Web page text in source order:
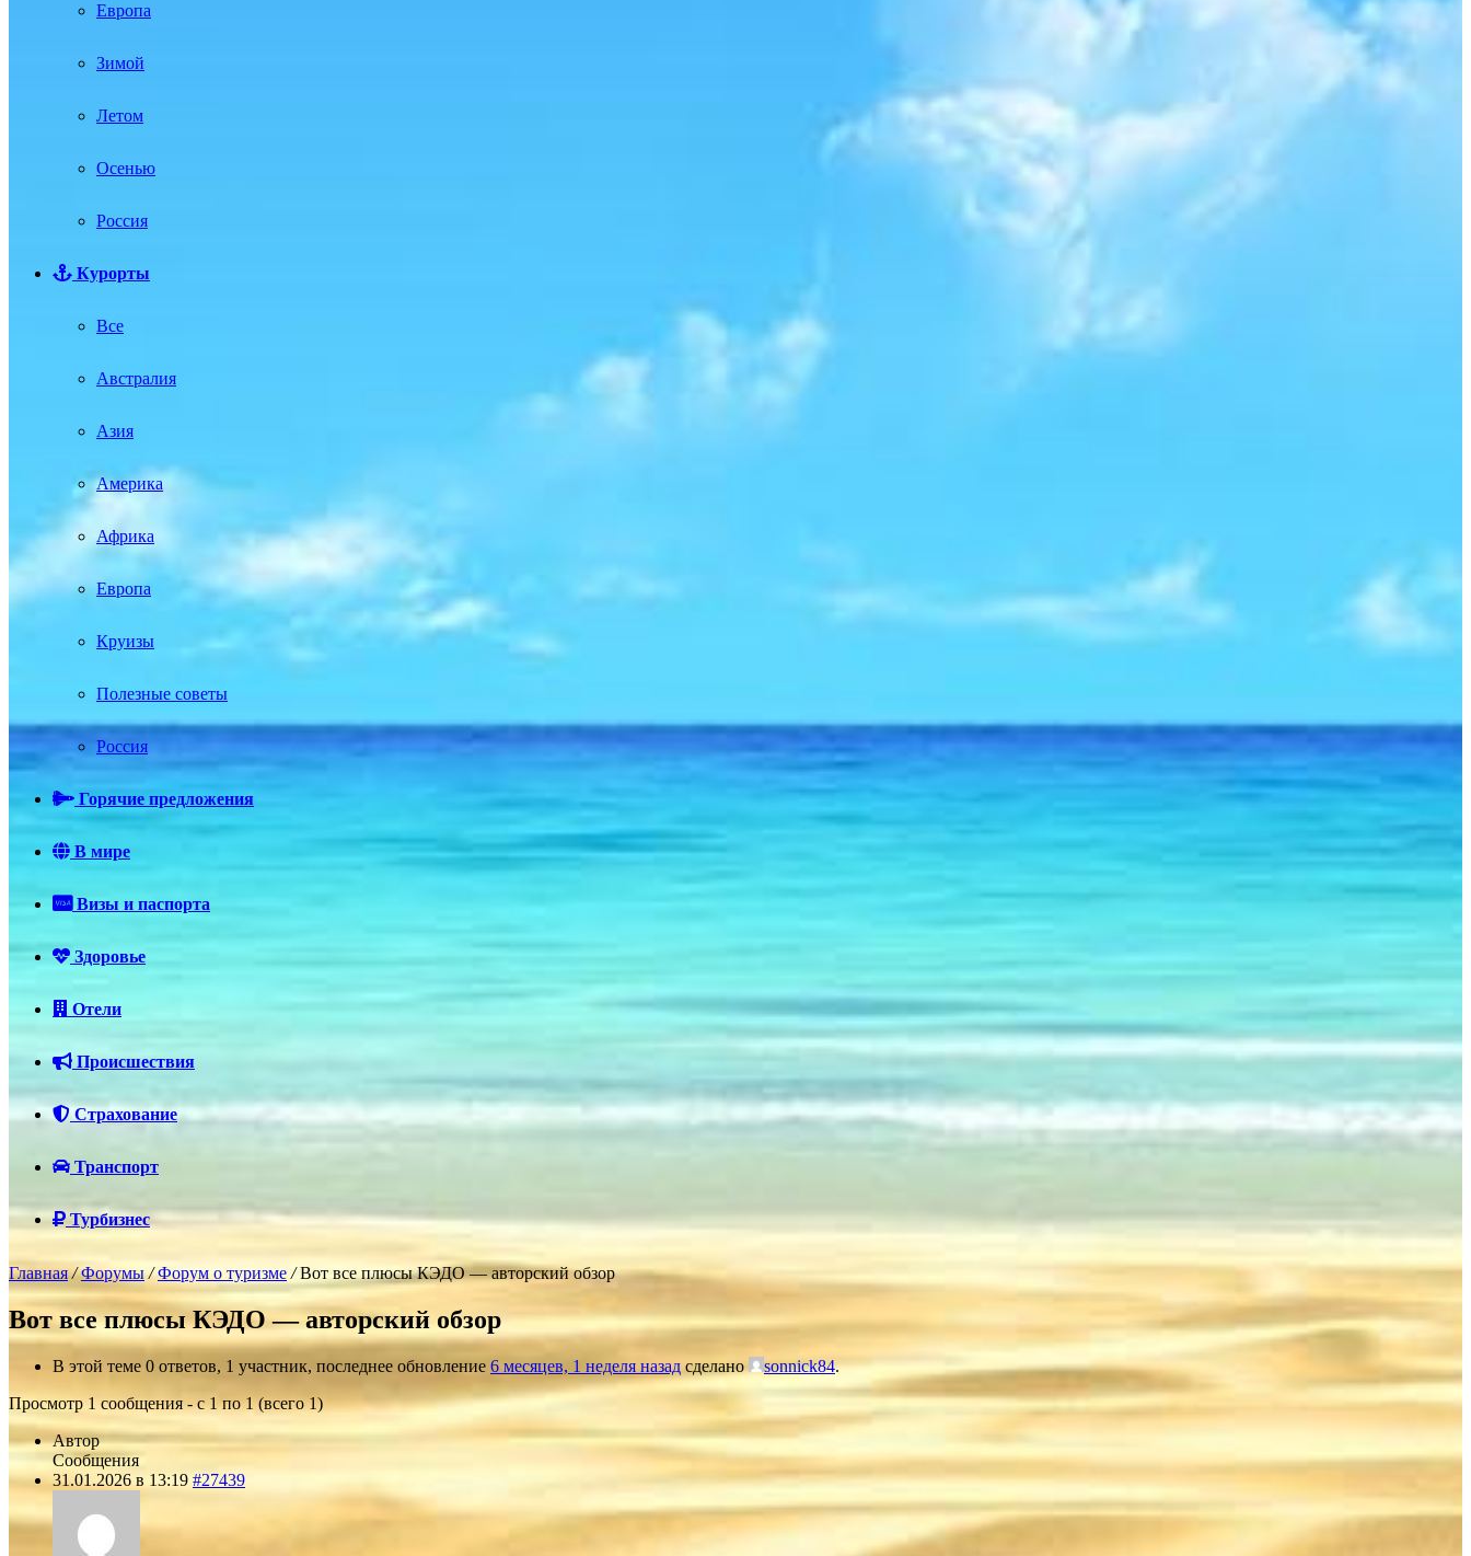
Европа
Зимой
Летом
Осенью
Россия
Курорты
Все
Австралия
Азия
Америка
Африка
Европа
Круизы
Полезные советы
Россия
Горячие предложения
В мире
Визы и паспорта
Здоровье
Отели
Происшествия
Страхование
Транспорт
Турбизнес
Главная / Форумы / Форум о туризме / Вот все плюсы КЭДО — авторский обзор
Вот все плюсы КЭДО — авторский обзор
В этой теме 0 ответов, 1 участник, последнее обновление 6 месяцев, 1 неделя назад сделано sonnick84.
Просмотр 1 сообщения - с 1 по 1 (всего 1)
Автор
Сообщения
31.01.2026 в 13:19 #27439